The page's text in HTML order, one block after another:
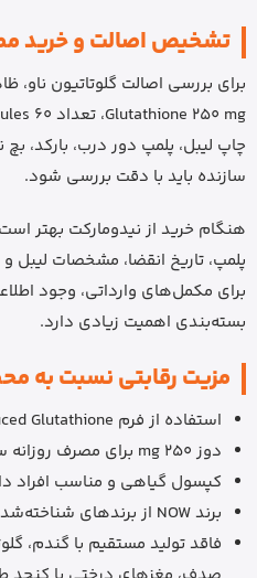
تشخیص اصالت و خرید
چاپ لیبل، پلمپ دور درب، بارکد، بچ
سازنده باید با دقت بررسی شود.
هنگام خرید از نیدومارکت بهتر
پلمپ، تاریخ انقضا، مشخصات
برای مکمل‌های وارداتی، وجود
بسته‌بندی اهمیت زیادی دارد.
مزیت رقابتی نسبت به
استفاده از فرم Reduced Glutathione طبق اطلاعات برند.
دوز 250 mg برای مصرف روزانه ساده و قابل کنترل.
کپسول گیاهی و مناسب افراد
برند NOW از برندهای شناخته‌شده مکمل‌های غذایی است.
فاقد تولید مستقیم با گندم،